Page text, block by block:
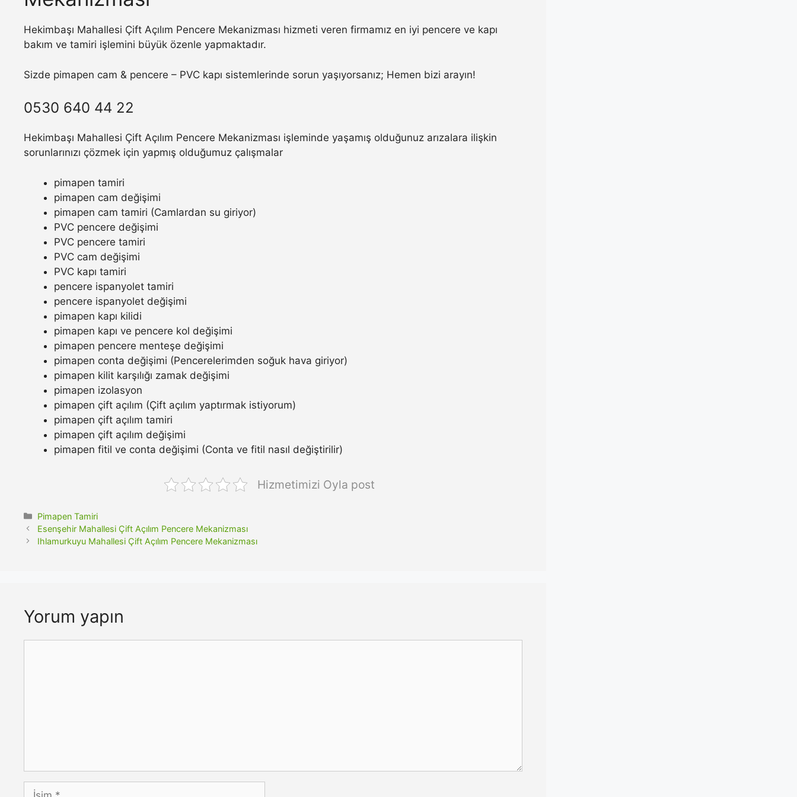
Hekimbaşı Mahallesi Çift Açılım Pencere Mekanizması hizmeti veren firmamız en iyi pencere ve kapı
bakım ve tamiri işlemini büyük özenle yapmaktadır.
Sizde pimapen cam & pencere – PVC kapı sistemlerinde sorun yaşıyorsanız; Hemen bizi arayın!
0530 640 44 22
Hekimbaşı Mahallesi Çift Açılım Pencere Mekanizması işleminde yaşamış olduğunuz arızalara ilişkin
sorunlarınızı çözmek için yapmış olduğumuz çalışmalar
pimapen tamiri
pimapen cam değişimi
pimapen cam tamiri (Camlardan su giriyor)
PVC pencere değişimi
PVC pencere tamiri
PVC cam değişimi
PVC kapı tamiri
pencere ispanyolet tamiri
pencere ispanyolet değişimi
pimapen kapı kilidi
pimapen kapı ve pencere kol değişimi
pimapen pencere menteşe değişimi
pimapen conta değişimi (Pencerelerimden soğuk hava giriyor)
pimapen kilit karşılığı zamak değişimi
pimapen izolasyon
pimapen çift açılım (Çift açılım yaptırmak istiyorum)
pimapen çift açılım tamiri
pimapen çift açılım değişimi
pimapen fitil ve conta değişimi (Conta ve fitil nasıl değiştirilir)
Hizmetimizi Oyla post
Kategoriler
Pimapen Tamiri
Esenşehir Mahallesi Çift Açılım Pencere Mekanizması
Ihlamurkuyu Mahallesi Çift Açılım Pencere Mekanizması
Yorum yapın
İsim